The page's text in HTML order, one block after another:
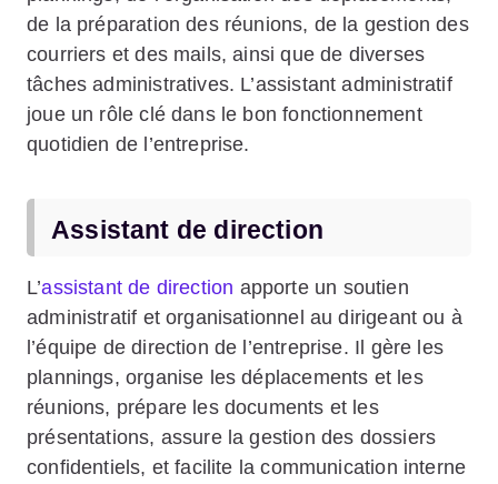
de la préparation des réunions, de la gestion des
courriers et des mails, ainsi que de diverses
tâches administratives. L’assistant administratif
joue un rôle clé dans le bon fonctionnement
quotidien de l’entreprise.
Assistant de direction
L’assistant de direction apporte un soutien
administratif et organisationnel au dirigeant ou à
l’équipe de direction de l’entreprise. Il gère les
plannings, organise les déplacements et les
réunions, prépare les documents et les
présentations, assure la gestion des dossiers
confidentiels, et facilite la communication interne